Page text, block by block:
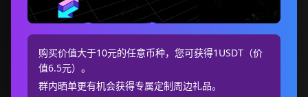
购买价值大于10元的任意币种，您可获得1USDT（价
值6.5元）。
群内晒单更有机会获得专属定制周边礼品。